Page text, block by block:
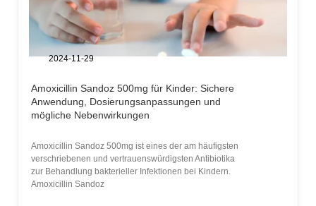
Amoxicillin Sandoz 500mg für Kinder: Sichere
Anwendung, Dosierungsanpassungen und
mögliche Nebenwirkungen
Amoxicillin Sandoz 500mg ist eines der am häufigsten
verschriebenen und vertrauenswürdigsten Antibiotika
zur Behandlung bakterieller Infektionen bei Kindern.
Amoxicillin Sandoz
2024-11-29